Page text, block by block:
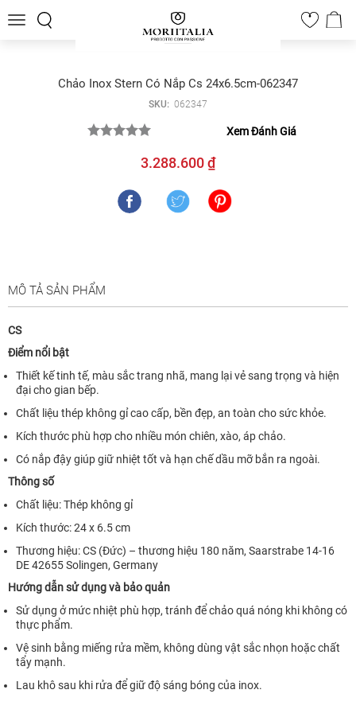
Toggle
0
Chảo Inox Stern Có Nắp Cs 24x6.5cm-062347
SKU: 062347
Xem Đánh Giá
3.288.600 ₫
MÔ TẢ SẢN PHẨM
CS
Điểm nổi bật
Thiết kế tinh tế, màu sắc trang nhã, mang lại vẻ sang trọng và hiện
đại cho gian bếp.
Chất liệu thép không gỉ cao cấp, bền đẹp, an toàn cho sức khỏe.
Kích thước phù hợp cho nhiều món chiên, xào, áp chảo.
Có nắp đậy giúp giữ nhiệt tốt và hạn chế dầu mỡ bắn ra ngoài.
Thông số
Chất liệu: Thép không gỉ
Kích thước: 24 x 6.5 cm
Thương hiệu: CS (Đức) – thương hiệu 180 năm, Saarstrabe 14-16
DE 42655 Solingen, Germany
Hướng dẫn sử dụng và bảo quản
Sử dụng ở mức nhiệt phù hợp, tránh để chảo quá nóng khi không có
thực phẩm.
Vệ sinh bằng miếng rửa mềm, không dùng vật sắc nhọn hoặc chất
tẩy mạnh.
Lau khô sau khi rửa để giữ độ sáng bóng của inox.